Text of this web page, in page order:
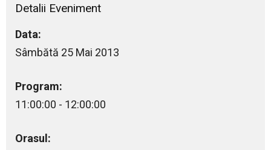
Detalii Eveniment
Data:
Sâmbătă 25 Mai 2013
Program:
11:00:00 - 12:00:00
Orasul: